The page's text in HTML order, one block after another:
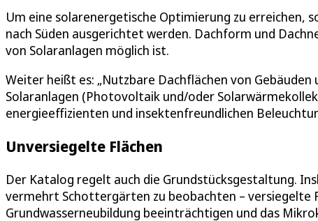
Um eine solarenergetische Optimierung zu erreichen,
nach Süden ausgerichtet werden. Dachform und
von Solaranlagen möglich ist.
Weiter heißt es: „Nutzbare Dachflächen von
Solaranlagen (Photovoltaik und/oder
energieeffizienten und insektenfreundlichen
Unversiegelte Flächen
Der Katalog regelt auch die Grundstücksgestaltung.
vermehrt Schottergärten zu beobachten – versiegelte
Grundwasserneubildung beeinträchtigen und das